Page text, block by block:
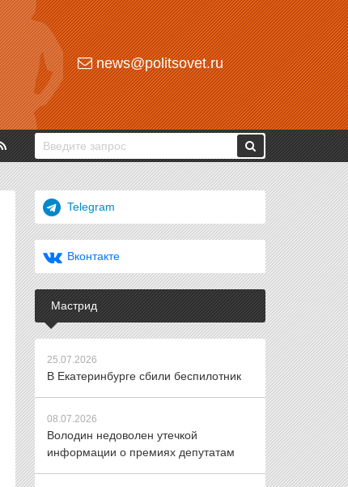
news@politsovet.ru
Telegram
Вконтакте
Мастрид
25.07.2026
В Екатеринбурге сбили беспилотник
08.07.2026
Володин недоволен утечкой
информации о премиях депутатам